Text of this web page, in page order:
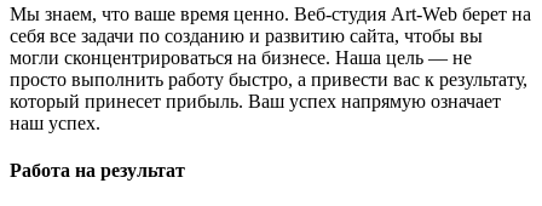
Мы знаем, что ваше время ценно. Веб-студия Art-Web берет на
себя все задачи по созданию и развитию сайта, чтобы вы
могли сконцентрироваться на бизнесе. Наша цель — не
просто выполнить работу быстро, а привести вас к результату,
который принесет прибыль. Ваш успех напрямую означает
наш успех.
Работа на результат